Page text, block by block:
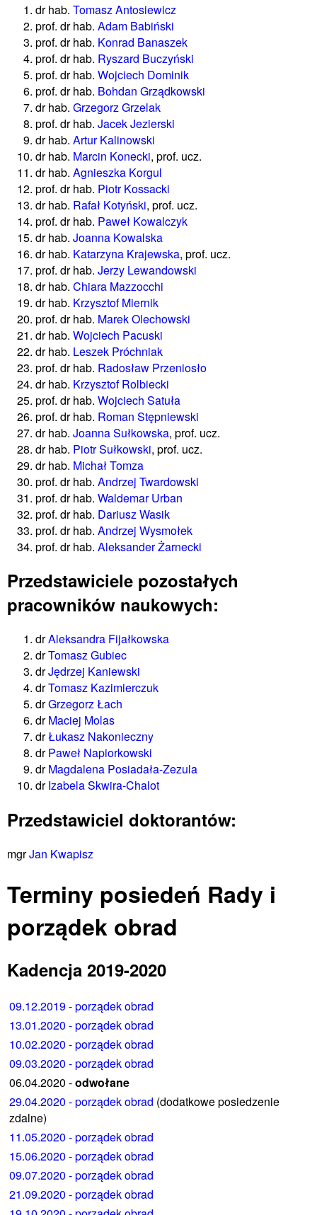
dr hab. Tomasz Antosiewicz
prof. dr hab. Adam Babiński
prof. dr hab. Konrad Banaszek
prof. dr hab. Ryszard Buczyński
prof. dr hab. Wojciech Dominik
prof. dr hab. Bohdan Grządkowski
dr hab. Grzegorz Grzelak
prof. dr hab. Jacek Jezierski
dr hab. Artur Kalinowski
dr hab. Marcin Konecki, prof. ucz.
dr hab. Agnieszka Korgul
prof. dr hab. Piotr Kossacki
dr hab. Rafał Kotyński, prof. ucz.
prof. dr hab. Paweł Kowalczyk
dr hab. Joanna Kowalska
dr hab. Katarzyna Krajewska, prof. ucz.
prof. dr hab. Jerzy Lewandowski
dr hab. Chiara Mazzocchi
dr hab. Krzysztof Miernik
prof. dr hab. Marek Olechowski
dr hab. Wojciech Pacuski
dr hab. Leszek Próchniak
prof. dr hab. Radosław Przeniosło
dr hab. Krzysztof Rolbiecki
prof. dr hab. Wojciech Satuła
prof. dr hab. Roman Stępniewski
dr hab. Joanna Sułkowska, prof. ucz.
dr hab. Piotr Sułkowski, prof. ucz.
dr hab. Michał Tomza
prof. dr hab. Andrzej Twardowski
prof. dr hab. Waldemar Urban
prof. dr hab. Dariusz Wasik
prof. dr hab. Andrzej Wysmołek
prof. dr hab. Aleksander Żarnecki
Przedstawiciele pozostałych
pracowników naukowych:
drAleksandra Fijałkowska
drTomasz Gubiec
drJędrzej Kaniewski
drTomasz Kazimierczuk
drGrzegorz Łach
drMaciej Molas
drŁukasz Nakonieczny
drPaweł Napiorkowski
drMagdalena Posiadała-Zezula
drIzabela Skwira-Chalot
Przedstawiciel doktorantów:
mgrJan Kwapisz
Terminy posiedeń Rady i
porządek obrad
Kadencja 2019-2020
09.12.2019 - porządek obrad
13.01.2020 - porządek obrad
10.02.2020 - porządek obrad
09.03.2020 - porządek obrad
06.04.2020 -odwołane
29.04.2020 - porządek obrad (dodatkowe posiedzenie
zdalne)
11.05.2020 - porządek obrad
15.06.2020 - porządek obrad
09.07.2020 - porządek obrad
21.09.2020 - porządek obrad